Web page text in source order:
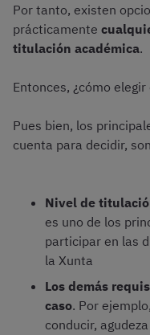
Por tanto, existen
prácticamente
titulación académica.
Entonces, ¿cómo
Pues bien, los
cuenta para decidir,
Nivel de
es uno de los
participar en las
la Xunta
Los demás
caso. Por
conducir,